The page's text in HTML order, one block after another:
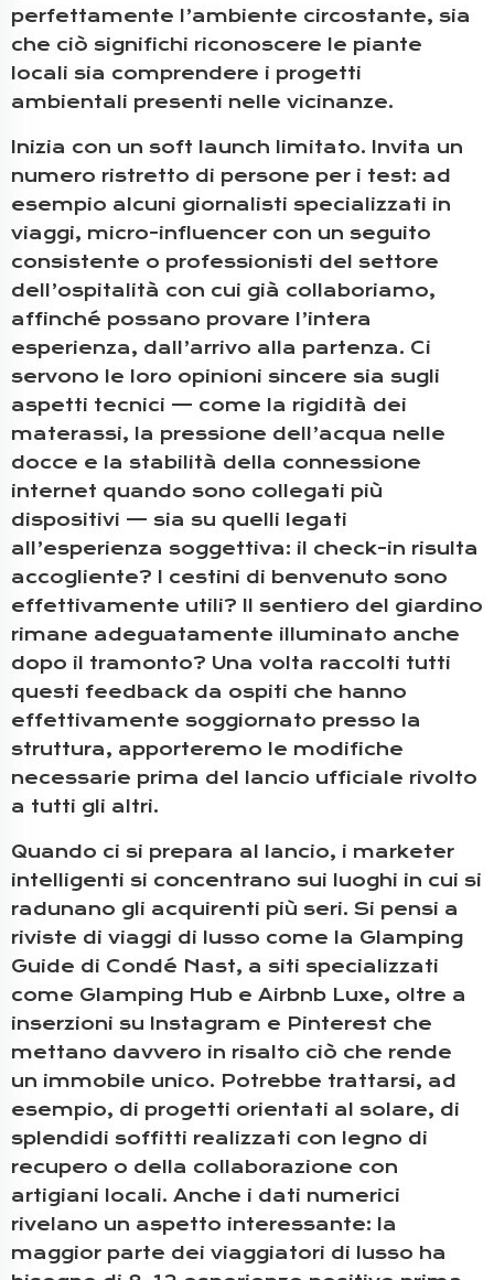
perfettamente l’ambiente circostante, sia
che ciò significhi riconoscere le piante
locali sia comprendere i progetti
ambientali presenti nelle vicinanze.
Inizia con un soft launch limitato. Invita un
numero ristretto di persone per i test: ad
esempio alcuni giornalisti specializzati in
viaggi, micro-influencer con un seguito
consistente o professionisti del settore
dell’ospitalità con cui già collaboriamo,
affinché possano provare l’intera
esperienza, dall’arrivo alla partenza. Ci
servono le loro opinioni sincere sia sugli
aspetti tecnici — come la rigidità dei
materassi, la pressione dell’acqua nelle
docce e la stabilità della connessione
internet quando sono collegati più
dispositivi — sia su quelli legati
all’esperienza soggettiva: il check-in risulta
accogliente? I cestini di benvenuto sono
effettivamente utili? Il sentiero del giardino
rimane adeguatamente illuminato anche
dopo il tramonto? Una volta raccolti tutti
questi feedback da ospiti che hanno
effettivamente soggiornato presso la
struttura, apporteremo le modifiche
necessarie prima del lancio ufficiale rivolto
a tutti gli altri.
Quando ci si prepara al lancio, i marketer
intelligenti si concentrano sui luoghi in cui si
radunano gli acquirenti più seri. Si pensi a
riviste di viaggi di lusso come la Glamping
Guide di Condé Nast, a siti specializzati
come Glamping Hub e Airbnb Luxe, oltre a
inserzioni su Instagram e Pinterest che
mettano davvero in risalto ciò che rende
un immobile unico. Potrebbe trattarsi, ad
esempio, di progetti orientati al solare, di
splendidi soffitti realizzati con legno di
recupero o della collaborazione con
artigiani locali. Anche i dati numerici
rivelano un aspetto interessante: la
maggior parte dei viaggiatori di lusso ha